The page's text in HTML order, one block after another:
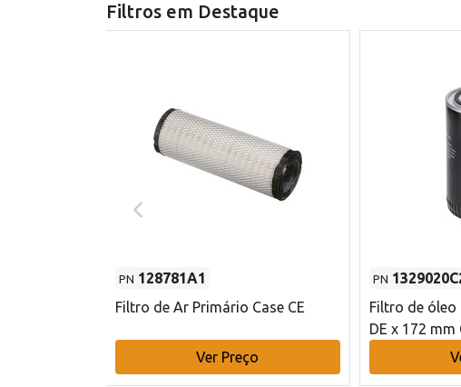
Filtros em Destaque
PN 128781A1
Filtro de Ar Primário Case CE
Ver Preço
PN
Filtro de
DE x 172 mm